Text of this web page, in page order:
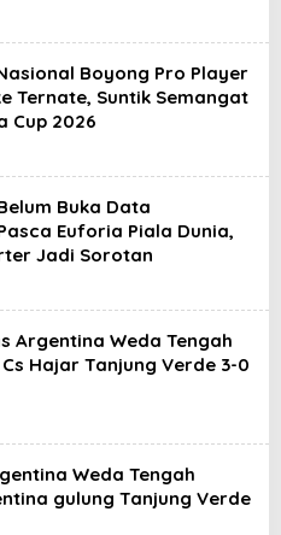
Boyong Pro Player
Ternate, Suntik Semangat
Cup 2026
Buka Data
Euforia Piala Dunia,
Jadi Sorotan
Argentina Weda Tengah
Hajar Tanjung Verde 3-0
Weda Tengah
gulung Tanjung Verde